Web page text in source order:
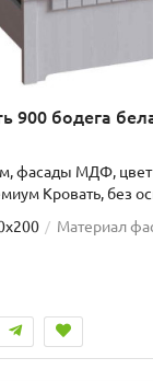
900 бодега
фасады МДФ, цвет
Кровать, без
Материал